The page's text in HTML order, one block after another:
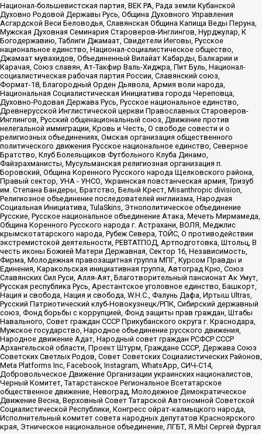
Национал-большевистская партия, ВЕК РА, Рада земли Кубанской
Духовно Родовой Державы Русь, Община Духовного Управления
Асгардской Веси Беловодья, Славянская Община Капища Веды Перуна,
Мужская Духовная Семинария Староверов-Инглингов, Нурджулар, К
Богодержавию, Таблиги Джамаат, Свидетели Иеговы, Русское
национальное единство, Национал-социалистическое общество,
Джамаат мувахидов, Объединенный Вилайат Кабарды, Балкарии и
Карачая, Союз славян, Ат-Такфир Валь-Хиджра, Пит Буль, Национал-
социалистическая рабочая партия России, Славянский союз,
Формат-18, Благородный Орден Дьявола, Армия воли народа,
Национальная Социалистическая Инициатива города Череповца,
Духовно-Родовая Держава Русь, Русское национальное единство,
Древнерусской Инглистической церкви Православных Староверов-
Инглингов, Русский общенациональный союз, Движение против
нелегальной иммиграции, Кровь и Честь, О свободе совести и о
религиозных объединениях, Омская организация общественного
политического движения Русское национальное единство, Северное
Братство, Клуб Болельщиков Футбольного Клуба Динамо,
Файзрахманисты, Мусульманская религиозная организация п.
Боровский, Община Коренного Русского народа Щелковского района,
Правый сектор, УНА - УНСО, Украинская повстанческая армия, Тризуб
им. Степана Бандеры, Братство, Белый Крест, Misanthropic division,
Религиозное объединение последователей инглиизма, Народная
Социальная Инициатива, TulaSkins, Этнополитическое объединение
Русские, Русское национальное объединение Атака, Мечеть Мирмамеда,
Община Коренного Русского народа г. Астрахани, ВОЛЯ, Меджлис
крымскотатарского народа, Рубеж Севера, ТОЙС, О противодействии
экстремистской деятельности, РЕВТАТПОД, Артподготовка, Штольц, В
честь иконы Божией Матери Державная, Сектор 16, Независимость,
Фирма, Молодежная правозащитная группа МПГ, Курсом Правды и
Единения, Каракольская инициативная группа, Автоград Крю, Союз
Славянских Сил Руси, Алля-Аят, Благотворительный пансионат Ак Умут,
Русская республика Русь, Арестантское уголовное единство, Башкорт,
Нация и свобода, Нация и свобода, W.H.С., Фалунь Дафа, Иртыш Ultras,
Русский Патриотический клуб-Новокузнецк/РПК, Сибирский державный
союз, Фонд борьбы с коррупцией, Фонд защиты прав граждан, Штабы
Навального, Совет граждан СССР Прикубанского округа г. Краснодара,
Мужское государство, Народное объединение русского движения,
Народное движение Адат, Народный совет граждан РСФСР СССР
Архангельской области, Проект Штурм, Граждане СССР, Держава Союз
Советских Светлых Родов, Совет Советских Социалистических Районов,
Meta Platforms Inc, Facebook, Instagram, WhatsApp, СИЧ-С14,
Добровольческое Движение Организации украинских националистов,
Черный Комитет, Татарстанское Региональное Всетатарское
общественное движение, Невоград, Молодежное Демократическое
Движение Весна, Верховный Совет Татарской Автономной Советской
Социалистической Республики, Конгресс ойрат-калмыцкого народа,
Исполнительный комитет совета народных депутатов Красноярского
края, Этническое национальное объединение, ЛГБТ, Я.МЫ Сергей Фургал